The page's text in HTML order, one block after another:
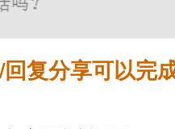
复分享可以完